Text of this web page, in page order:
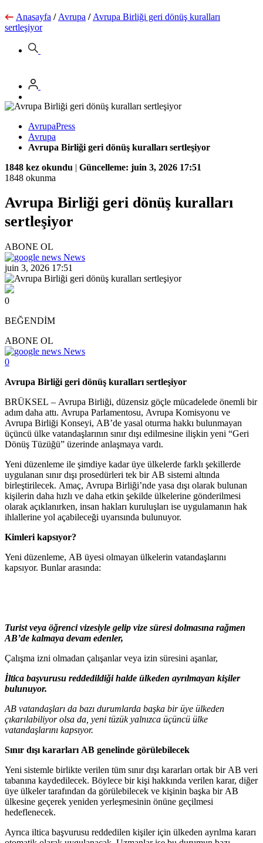
Anasayfa / Avrupa / Avrupa Birliği geri dönüş kuralları
sertleşiyor
AvrupaPress
Avrupa
Avrupa Birliği geri dönüş kuralları sertleşiyor
1848 kez okundu | Güncelleme: juin 3, 2026 17:51
1848 okunma
Avrupa Birliği geri dönüş kuralları
sertleşiyor
ABONE OL
News
juin 3, 2026 17:51
0
BEĞENDİM
ABONE OL
News
0
Avrupa Birliği geri dönüş kuralları sertleşiyor
BRÜKSEL – Avrupa Birliği, düzensiz göçle mücadelede önemli bir
adım daha attı. Avrupa Parlamentosu, Avrupa Komisyonu ve
Avrupa Birliği Konseyi, AB’de yasal oturma hakkı bulunmayan
üçüncü ülke vatandaşlarının sınır dışı edilmesine ilişkin yeni “Geri
Dönüş Tüzüğü” üzerinde anlaşmaya vardı.
Yeni düzenleme ile şimdiye kadar üye ülkelerde farklı şekillerde
uygulanan sınır dışı prosedürleri tek bir AB sistemi altında
birleştirilecek. Amaç, Avrupa Birliği’nde yasa dışı olarak bulunan
kişilerin daha hızlı ve daha etkin şekilde ülkelerine gönderilmesi
olarak açıklanırken, insan hakları kuruluşları ise uygulamanın hak
ihlallerine yol açabileceği uyarısında bulunuyor.
Kimleri kapsıyor?
Yeni düzenleme, AB üyesi olmayan ülkelerin vatandaşlarını
kapsıyor. Bunlar arasında:
Turist veya öğrenci vizesiyle gelip vize süresi dolmasına rağmen
AB’de kalmaya devam edenler,
Çalışma izni olmadan çalışanlar veya izin süresini aşanlar,
İltica başvurusu reddedildiği halde ülkeden ayrılmayan kişiler
bulunuyor.
AB vatandaşları da bazı durumlarda başka bir üye ülkeden
çıkarılabiliyor olsa da, yeni tüzük yalnızca üçüncü ülke
vatandaşlarını kapsıyor.
Sınır dışı kararları AB genelinde görülebilecek
Yeni sistemle birlikte verilen tüm sınır dışı kararları ortak bir AB veri
tabanına kaydedilecek. Böylece bir kişi hakkında verilen karar, diğer
üye ülkeler tarafından da görülebilecek ve kişinin başka bir AB
ülkesine geçerek yeniden yerleşmesinin önüne geçilmesi
hedeflenecek.
Ayrıca iltica başvurusu reddedilen kişiler için ülkeden ayrılma kararı